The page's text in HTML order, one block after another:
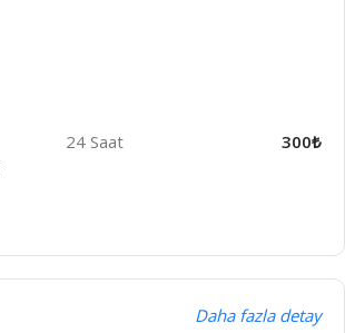
24 Saat 300₺
Daha fazla detay